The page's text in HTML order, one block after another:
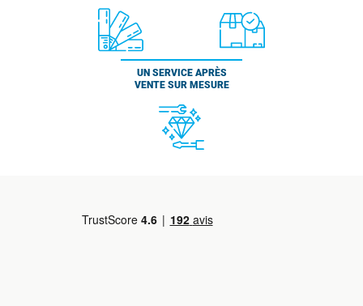
UN SERVICE APRÈS
VENTE SUR MESURE